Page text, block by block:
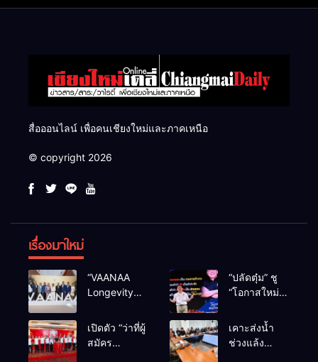
สื่อออนไลน์ เพื่อคนเชียงใหม่และภาคเหนือ
© copyright 2026
เรื่องมาใหม่
“VAANAA
Longevity
ศูนย์สุขภาพ
ไฮเอนต์ใหญ่
“ปลัดตุ๋ม” ชู
“โอกาสใหม่”
สู่ทางออก
ประเทศ ไม่ใช่
เปิดตัว “ว่าที่ผู้
สมัคร
เคาะส่งน้ำ
ช่วงแล้ง